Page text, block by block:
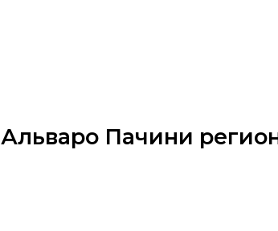
Пачини